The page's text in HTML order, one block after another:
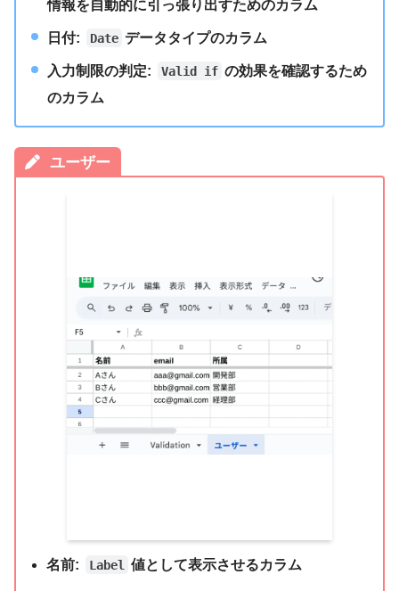
情報を自動的に引っ張り出すためのカラム
日付: Date データタイプのカラム
入力制限の判定: Valid if の効果を確認するため
のカラム
ユーザー
名前: Label 値として表示させるカラム